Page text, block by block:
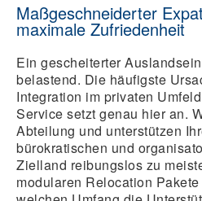
Maßgeschneiderter
maximale Zufriedenheit
Ein gescheiterter
belastend. Die häufigste
Integration im privaten
Service setzt genau hier an.
Abteilung und unterstützen
bürokratischen und
Zielland reibungslos zu
modularen Relocation